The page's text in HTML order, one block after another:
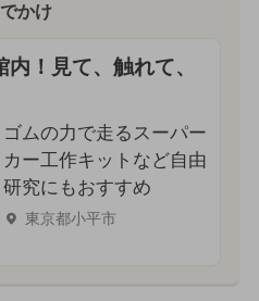
かけ
！見て、触れて、
ゴムの力で走るスーパー
カー工作キットなど自由
研究にもおすすめ
東京都小平市